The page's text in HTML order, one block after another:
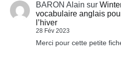
BARON Alain sur
vocabulaire anglais
l’hiver
28 Fév 2023
Merci pour cette petite